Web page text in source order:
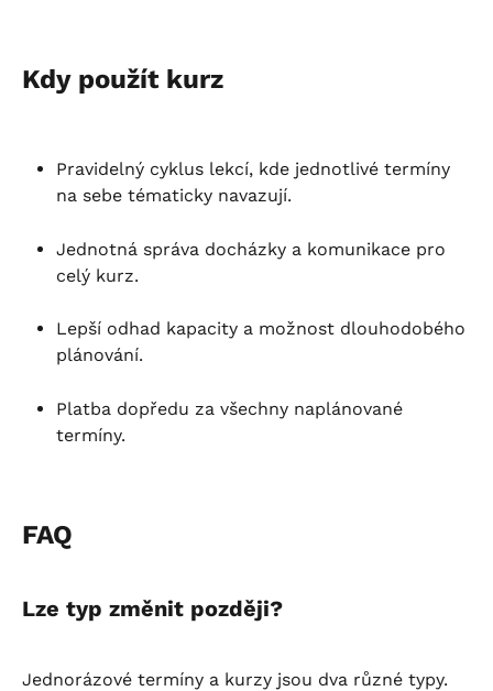
Kdy použít kurz
Pravidelný cyklus lekcí, kde jednotlivé termíny
na sebe tématicky navazují.
Jednotná správa docházky a komunikace pro
celý kurz.
Lepší odhad kapacity a možnost dlouhodobého
plánování.
Platba dopředu za všechny naplánované
termíny.
FAQ
Lze typ změnit později?
Jednorázové termíny a kurzy jsou dva různé typy.